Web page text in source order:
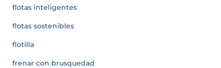
flotas inteligentes
flotas sostenibles
flotilla
frenar con brusquedad